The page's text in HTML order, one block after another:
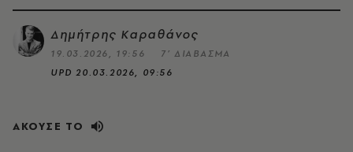
Δημήτρης Καραθάνος
19.03.2026, 19:56
7’ ΔΙΑΒΑΣΜΑ
UPD20.03.2026, 09:56
ΑΚΟΥΣΕ ΤΟ